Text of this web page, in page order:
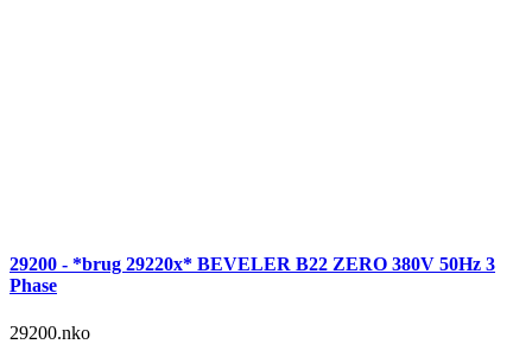
29200 - *brug 29220x* BEVELER B22 ZERO 380V 50Hz 3
Phase
29200.nko